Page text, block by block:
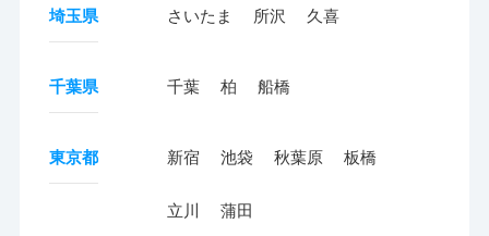
埼玉県 さいたま 所沢 久喜
千葉県 千葉 柏 船橋
東京都 新宿 池袋 秋葉原 板橋
立川 蒲田